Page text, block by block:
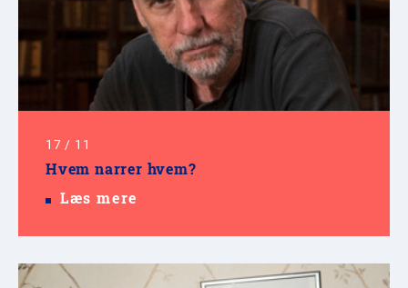
17 / 11
Hvem narrer hvem?
Læs mere